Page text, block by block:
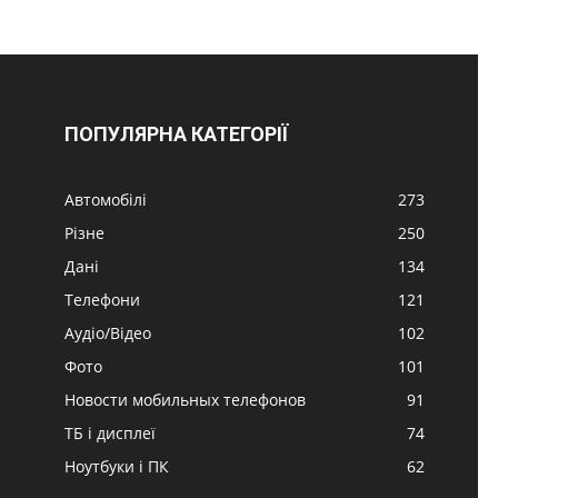
ПОПУЛЯРНА КАТЕГОРІЇ
Автомобілі
273
Різне
250
Дані
134
Телефони
121
Аудіо/Відео
102
Фото
101
Новости мобильных телефонов
91
ТБ і дисплеї
74
Ноутбуки і ПК
62